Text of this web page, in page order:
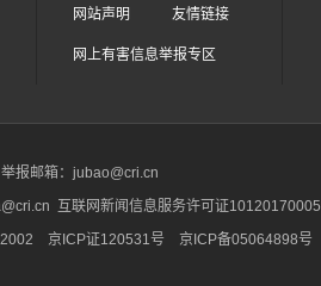
网站声明 友情链接
网上有害信息举报专区
报邮箱：jubao@cri.cn
互联网新闻信息服务许可证10120170005
京ICP证120531号 京ICP备05064898号